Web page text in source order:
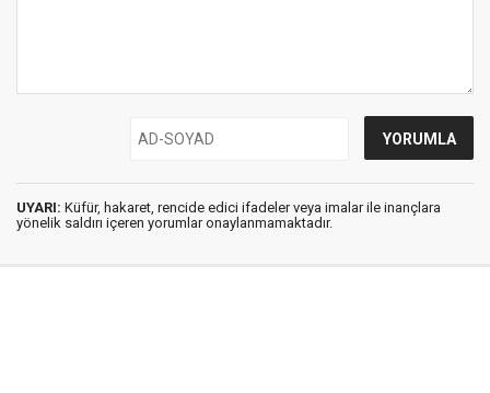
UYARI: Küfür, hakaret, rencide edici ifadeler veya imalar ile inançlara
yönelik saldırı içeren yorumlar onaylanmamaktadır.